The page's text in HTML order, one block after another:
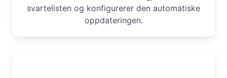
svartelisten og konfigurerer den automatiske
oppdateringen.